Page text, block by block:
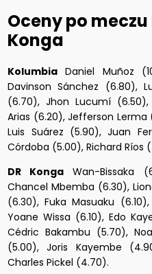
Oceny po
Konga
Kolumbia Daniel Muñoz
Davinson Sánchez (6.80),
(6.70), Jhon Lucumí
Arias (6.20), Jefferson Lerma
Luis Suárez (5.90), Juan
Córdoba (5.00), Richard Ríos
DR Konga Wan-Bissaka
Chancel Mbemba (6.30),
(6.30), Fuka Masuaku
Yoane Wissa (6.10), Edo
Cédric Bakambu (5.70),
(5.00), Joris Kayembe
Charles Pickel (4.70).